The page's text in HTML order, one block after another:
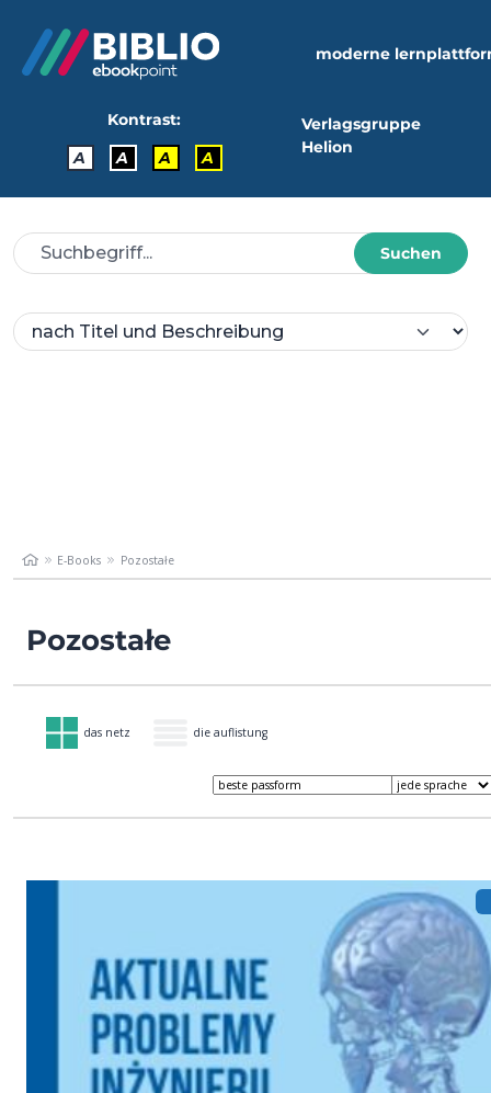
moderne
Kontrast:
A
A A A
Verlagsgruppe
Helion
Suchen
E-Books Pozostałe
Pozostałe
das netz die auflistung